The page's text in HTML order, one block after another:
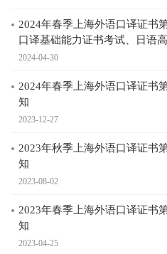
2024年春季上海外语口译证书
口译基础能力证书考试、日语
2024-04-30
2024年春季上海外语口译证书
知
2023-12-27
2023年秋季上海外语口译证书
知
2023-08-02
2023年春季上海外语口译证书
知
2023-04-25